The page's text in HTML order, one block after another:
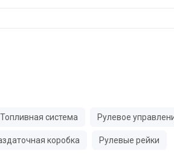
Топливная система Рулевое
коробка Рулевые рейки